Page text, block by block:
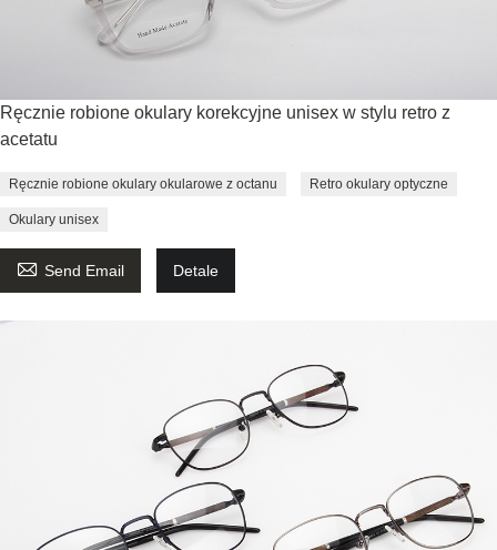
Ręcznie robione okulary korekcyjne unisex w stylu retro z
acetatu
Ręcznie robione okulary okularowe z octanu Retro okulary optyczne
Okulary unisex
 Send Email Detale